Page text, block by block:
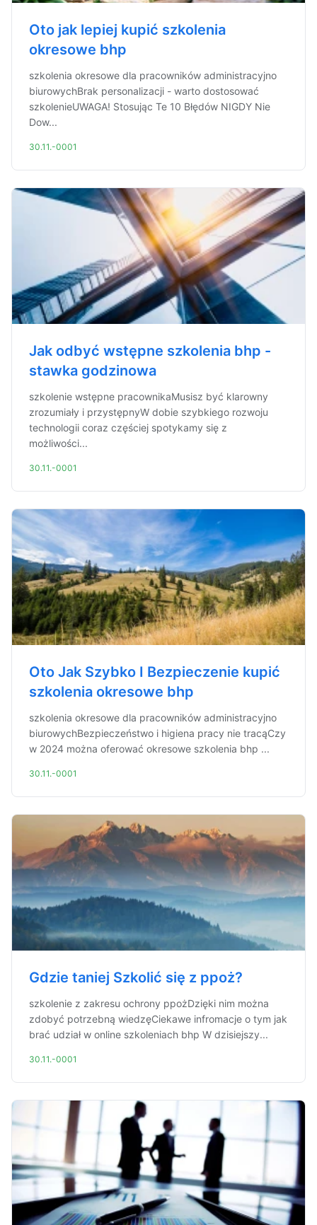
Oto jak lepiej kupić szkolenia
okresowe bhp
szkolenia okresowe dla pracowników administracyjno
biurowychBrak personalizacji - warto dostosować
szkolenieUWAGA! Stosując Te 10 Błędów NIGDY Nie
Dow...
30.11.-0001
Jak odbyć wstępne szkolenia bhp -
stawka godzinowa
szkolenie wstępne pracownikaMusisz być klarowny
zrozumiały i przystępnyW dobie szybkiego rozwoju
technologii coraz częściej spotykamy się z
możliwości...
30.11.-0001
Oto Jak Szybko I Bezpieczenie kupić
szkolenia okresowe bhp
szkolenia okresowe dla pracowników administracyjno
biurowychBezpieczeństwo i higiena pracy nie tracąCzy
w 2024 można oferować okresowe szkolenia bhp ...
30.11.-0001
Gdzie taniej Szkolić się z ppoż?
szkolenie z zakresu ochrony ppożDzięki nim można
zdobyć potrzebną wiedzęCiekawe infromacje o tym jak
brać udział w online szkoleniach bhp W dzisiejszy...
30.11.-0001